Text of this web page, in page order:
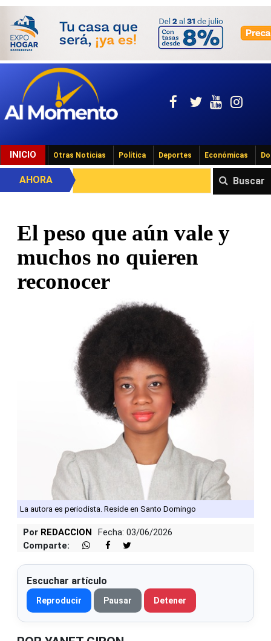
INICIO Otras Noticias Política Deportes Económicas
Buscar
AHORA
El peso que aún vale y
muchos no quieren
reconocer
La autora es periodista. Reside en Santo Domingo
Por REDACCION
Fecha: 03/06/2026
Comparte:
Escuchar artículo
Reproducir Pausar Detener